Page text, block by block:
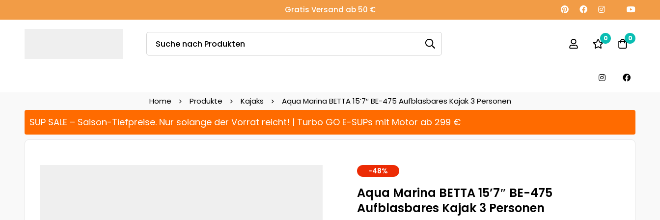
Gratis Versand ab 50 €
0 0
Home Produkte Kajaks Aqua Marina BETTA 15’7″ BE-475 Aufblasbares Kajak 3 Personen
SUP SALE – Saison-Tiefpreise. Nur solange der Vorrat reicht! | Turbo GO E-SUPs mit Motor ab 299 €
-48%
Aqua Marina BETTA 15’7″ BE-475
Aufblasbares Kajak 3 Personen